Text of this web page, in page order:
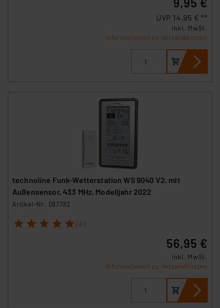
führen, dass die Einstellungen nicht längerfristig
gespeichert werden und dieses Banner erneut
„Einige Drittanbieter verarbeiten personenbezogene
Daten in den USA. Ihre Einwilligung zur Einbindung von
(1) lit. a DSGVO. Nähere Infos zu diesen Drittanbietern
und zu der jeweiligen Datenübermittlung erhalten Sie in
der Datenschutzerklärung. Für die USA besteht kein
Angemessenheitsbeschluss der EU. Dies bedeutet,
dass die USA als Land mit unzureichendem
Datenschutz nach EU-Standards eingestuft wird. So
personenbezogene Daten in
Überwachungsprogrammen verarbeiten, ohne dass
hiergegen Klagemöglichkeiten für Europäer bestehen.
Unsere Kooperation mit diesen Dienstleistern stützt
Europäischen Kommission sowie einer eigenen
insbesondere der Art der übermittelten Daten,
9,95 €
UVP 14,95 € **
inkl. MwSt.
Informationen zu Versandkosten
technoline Funk-Wetterstation WS 9040 V2, mit
Außensensor, 433 MHz, Modelljahr 2022
Artikel-Nr. 087782
1 2 3 4 5 (4)
56,95 €
inkl. MwSt.
Informationen zu Versandkosten